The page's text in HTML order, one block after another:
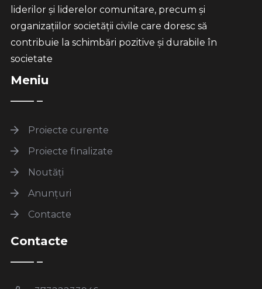
liderilor și liderelor comunitare, precum și
organizațiilor societății civile care doresc să
contribuie la schimbări pozitive și durabile în
societate
Meniu
Proiecte curente
Proiecte finalizate
Noutăți
Anunțuri
Contacte
Contacte